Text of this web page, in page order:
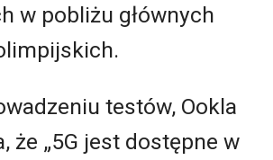
w pobliżu głównych
testów, Ookla
że „5G jest dostępne w